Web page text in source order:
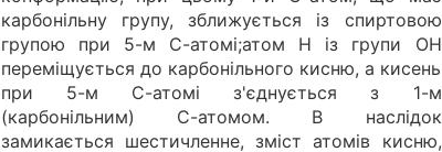
карбонільну групу, зближується із спиртовою
групою при 5-м С-атомі;атом Н із групи ОН
переміщується до карбонільного кисню, а кисень
при 5-м С-атомі з'єднується з 1-м
(карбонільним) С-атомом. В наслідок
замикається шестичленне, зміст атомів кисню,